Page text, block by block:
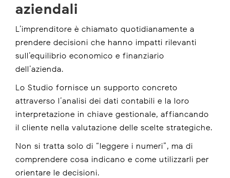
aziendali
L’imprenditore è chiamato quotidianamente a
prendere decisioni che hanno impatti rilevanti
sull’equilibrio economico e finanziario
dell’azienda.
Lo Studio fornisce un supporto concreto
attraverso l’analisi dei dati contabili e la loro
interpretazione in chiave gestionale, affiancando
il cliente nella valutazione delle scelte strategiche.
Non si tratta solo di “leggere i numeri”, ma di
comprendere cosa indicano e come utilizzarli per
orientare le decisioni.